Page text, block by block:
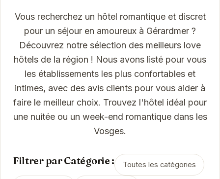
Vous recherchez un hôtel romantique et discret
pour un séjour en amoureux à Gérardmer ?
Découvrez notre sélection des meilleurs love
hôtels de la région ! Nous avons listé pour vous
les établissements les plus confortables et
intimes, avec des avis clients pour vous aider à
faire le meilleur choix. Trouvez l'hôtel idéal pour
une nuitée ou un week-end romantique dans les
Vosges.
Filtrer par Catégorie : Toutes les catégories